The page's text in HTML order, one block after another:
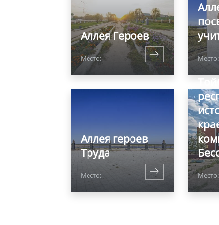
Аллея Героев
Место: Место:
Аллея героев
Труда
Место: